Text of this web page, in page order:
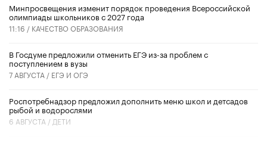
Минпросвещения изменит порядок проведения Всероссийской
олимпиады школьников с 2027 года
11:16 / КАЧЕСТВО ОБРАЗОВАНИЯ
В Госдуме предложили отменить ЕГЭ из-за проблем с
поступлением в вузы
7 АВГУСТА / ЕГЭ И ОГЭ
Роспотребнадзор предложил дополнить меню школ и детсадов
рыбой и водорослями
6 АВГУСТА / ДЕТИ